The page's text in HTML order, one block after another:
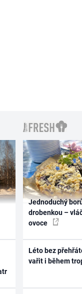
Jednoduchý
drobenkou –
ovoce
Léto bez
vařit i během